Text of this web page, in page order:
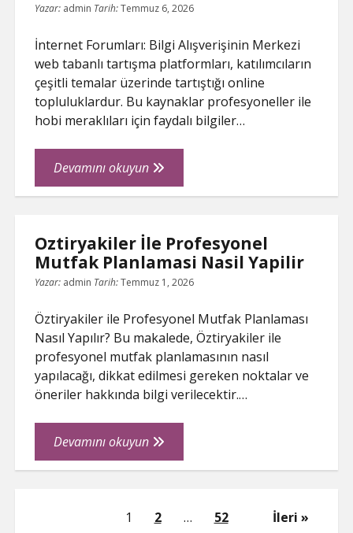
Yazar: admin Tarih:Temmuz 6, 2026
İnternet Forumları: Bilgi Alışverişinin Merkezi
web tabanlı tartışma platformları, katılımcıların
çeşitli temalar üzerinde tartıştığı online
topluluklardur. Bu kaynaklar profesyoneller ile
hobi meraklıları için faydalı bilgiler…
Devamını okuyuninternet
forumları
Oztiryakiler İle Profesyonel
Mutfak Planlamasi Nasil Yapilir
Yazar: admin Tarih:Temmuz 1, 2026
Öztiryakiler ile Profesyonel Mutfak Planlaması
Nasıl Yapılır? Bu makalede, Öztiryakiler ile
profesyonel mutfak planlamasının nasıl
yapılacağı, dikkat edilmesi gereken noktalar ve
öneriler hakkında bilgi verilecektir.…
Devamını okuyunOztiryakiler
İle
Planlamasi
1 2 … 52 İleri